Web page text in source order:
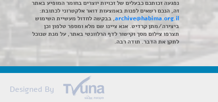
נפגעה זכותכם כבעלים של זכויות יוצרים בחומר המופיע באתר
זה, הנכם רשאים לפנות באמצעות דואר אלקטרוני לכתובת:
archive@habima.org.il, בבקשה לחדול מעשיית השימוש
ביצירה/מתן קרדיט. אנא ציינו שם מלא ומספר טלפון וכן
תצרפו צילום מסך וקישור לדף הרלוונטי באתר, על מנת שנוכל
לתקן את הדבר. תודה רבה.
Designed By